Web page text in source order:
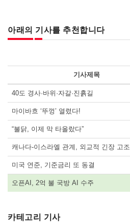
아래의 기사를 추천합니다
기사제목
40도 경사·바위·자갈·진흙길
마이바흐 ‘뚜껑’ 열렸다!
“불닭, 이제 막 타올랐다”
캐나다-이스라엘 관계, 외교적 긴장 고조
미국 연준, 기준금리 또 동결
오픈AI, 2억 불 국방 AI 수주
카테고리 기사